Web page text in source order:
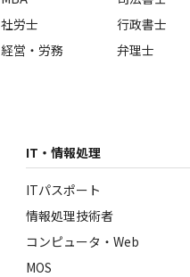
社労士
経営・労務
行政書士
弁理士
IT・情報処理
ITパスポート
情報処理技術者
コンピュータ・Web
MOS